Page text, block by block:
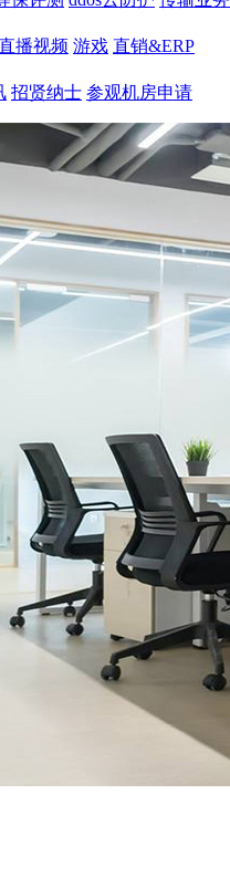
播视频 游戏 直销&ERP
招贤纳士 参观机房申请